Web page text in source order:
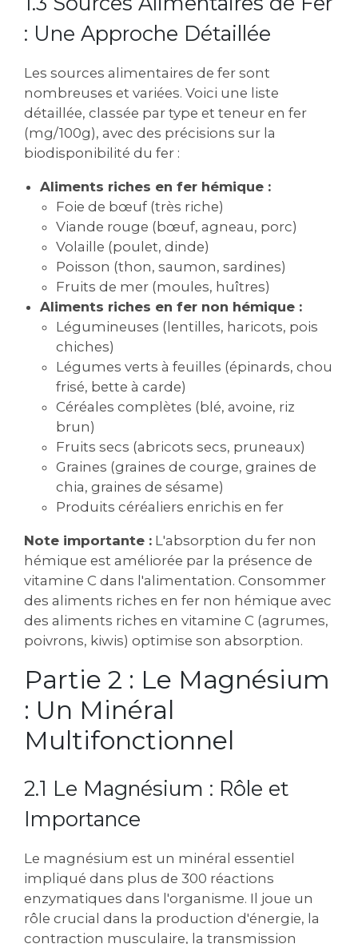
: Une Approche Détaillée
Les sources alimentaires de fer sont
nombreuses et variées. Voici une liste
détaillée‚ classée par type et teneur en fer
(mg/100g)‚ avec des précisions sur la
biodisponibilité du fer :
Aliments riches en fer hémique :
Foie de bœuf (très riche)
Viande rouge (bœuf‚ agneau‚ porc)
Volaille (poulet‚ dinde)
Poisson (thon‚ saumon‚ sardines)
Fruits de mer (moules‚ huîtres)
Aliments riches en fer non hémique :
Légumineuses (lentilles‚ haricots‚ pois
chiches)
Légumes verts à feuilles (épinards‚ chou
frisé‚ bette à carde)
Céréales complètes (blé‚ avoine‚ riz
brun)
Fruits secs (abricots secs‚ pruneaux)
Graines (graines de courge‚ graines de
chia‚ graines de sésame)
Produits céréaliers enrichis en fer
Note importante : L'absorption du fer non
hémique est améliorée par la présence de
vitamine C dans l'alimentation. Consommer
des aliments riches en fer non hémique avec
des aliments riches en vitamine C (agrumes‚
poivrons‚ kiwis) optimise son absorption.
Partie 2 : Le Magnésium
: Un Minéral
Multifonctionnel
2.1 Le Magnésium : Rôle et
Importance
Le magnésium est un minéral essentiel
impliqué dans plus de 300 réactions
enzymatiques dans l'organisme. Il joue un
rôle crucial dans la production d'énergie‚ la
contraction musculaire‚ la transmission